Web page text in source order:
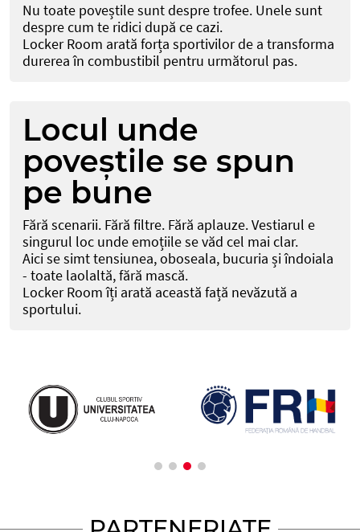
Nu toate poveștile sunt despre trofee. Unele sunt
despre cum te ridici după ce cazi.
Locker Room arată forța sportivilor de a transforma
durerea în combustibil pentru următorul pas.
Locul unde
poveștile se spun
pe bune
Fără scenarii. Fără filtre. Fără aplauze. Vestiarul e
singurul loc unde emoțiile se văd cel mai clar.
Aici se simt tensiunea, oboseala, bucuria și îndoiala
- toate laolaltă, fără mască.
Locker Room îți arată această față nevăzută a
sportului.